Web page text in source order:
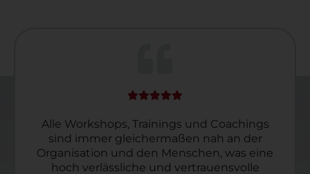
Alle Workshops, Trainings und Coachings
sind immer gleichermaßen nah an der
Organisation und den Menschen, was eine
hoch verlässliche und vertrauensvolle